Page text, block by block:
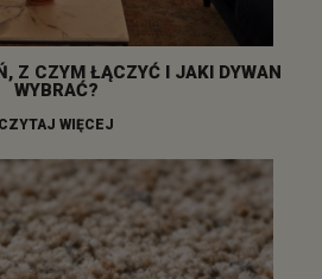
Z CZYM ŁĄCZYĆ I JAKI DYWAN
WYBRAĆ?
CZYTAJ WIĘCEJ